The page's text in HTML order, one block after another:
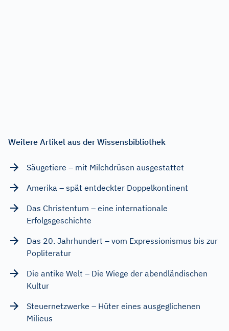
Weitere Artikel aus der Wissensbibliothek
Säugetiere – mit Milchdrüsen ausgestattet
Amerika – spät entdeckter Doppelkontinent
Das Christentum – eine internationale
Erfolgsgeschichte
Das 20. Jahrhundert – vom Expressionismus bis zur
Popliteratur
Die antike Welt – Die Wiege der abendländischen
Kultur
Steuernetzwerke – Hüter eines ausgeglichenen
Milieus